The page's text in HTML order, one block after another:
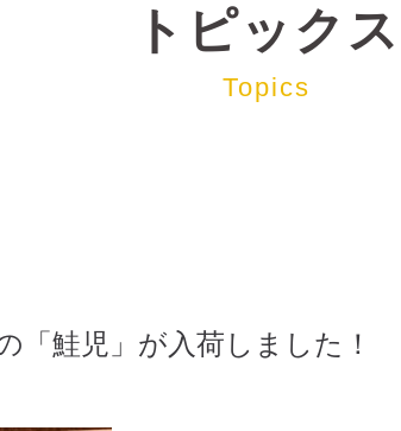
トピックス
Topics
「鮭児」が入荷しました！